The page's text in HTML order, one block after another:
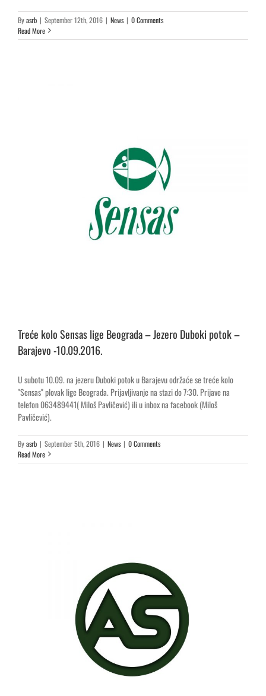
Byasrb | September 12th, 2016 | News | 0 Comments
Read More
Treće kolo Sensas lige Beograda – Jezero Duboki potok –
Barajevo -10.09.2016.
U subotu 10.09. na jezeru Duboki potok u Barajevu održaće se treće kolo
"Sensas" plovak lige Beograda. Prijavljivanje na stazi do 7:30. Prijave na
telefon 063489441( Miloš Pavličević) ili u inbox na facebook (Miloš
Pavličević).
Byasrb | September 5th, 2016 | News | 0 Comments
Read More